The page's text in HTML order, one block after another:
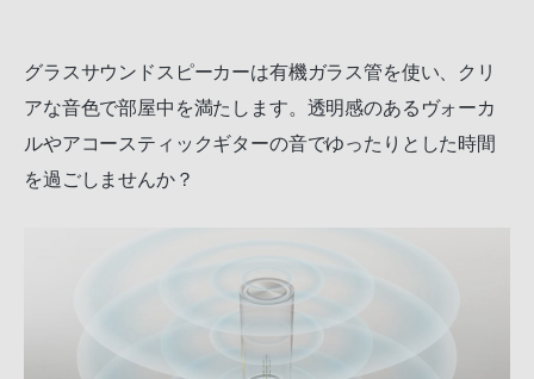
グラスサウンドスピーカーは有機ガラス管を使い、クリ
アな音色で部屋中を満たします。透明感のあるヴォーカ
ルやアコースティックギターの音でゆったりとした時間
を過ごしませんか？